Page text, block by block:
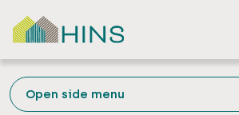
Open side menu